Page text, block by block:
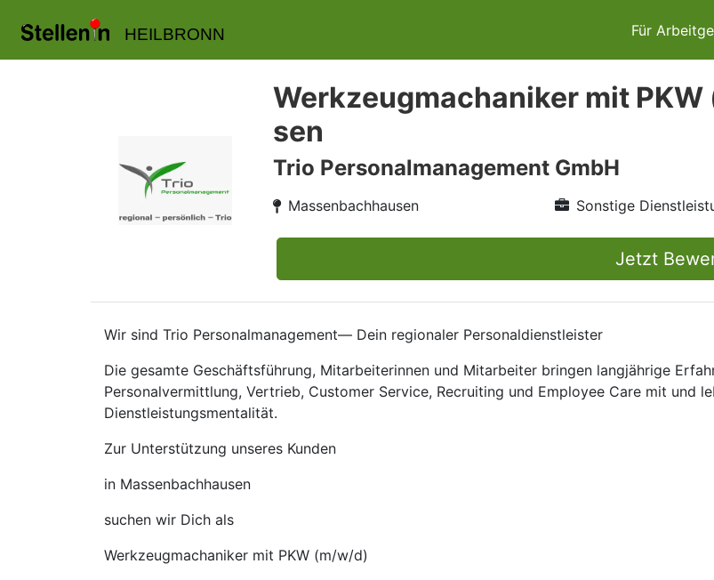
HEILBRONN Für
Werkzeugmachaniker mit
sen
Trio Personalmanagement GmbH
Massenbachhausen Sonstige
Jetzt
Wir sind Trio Personalmanagement— Dein regionaler Personaldienstleister
Die gesamte Geschäftsführung, Mitarbeiterinnen und Mitarbeiter bringen langjährige
Personalvermittlung, Vertrieb, Customer Service, Recruiting und Employee Care mit und
Dienstleistungsmentalität.
Zur Unterstützung unseres Kunden
in Massenbachhausen
suchen wir Dich als
Werkzeugmachaniker mit PKW (m/w/d)